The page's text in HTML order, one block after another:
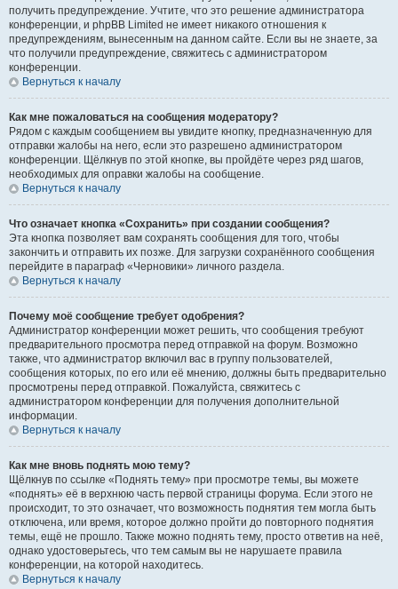
получить предупреждение. Учтите, что это решение администратора
конференции, и phpBB Limited не имеет никакого отношения к
предупреждениям, вынесенным на данном сайте. Если вы не знаете, за
что получили предупреждение, свяжитесь с администратором
конференции.
Вернуться к началу
Как мне пожаловаться на сообщения модератору?
Рядом с каждым сообщением вы увидите кнопку, предназначенную для
отправки жалобы на него, если это разрешено администратором
конференции. Щёлкнув по этой кнопке, вы пройдёте через ряд шагов,
необходимых для оправки жалобы на сообщение.
Вернуться к началу
Что означает кнопка «Сохранить» при создании сообщения?
Эта кнопка позволяет вам сохранять сообщения для того, чтобы
закончить и отправить их позже. Для загрузки сохранённого сообщения
перейдите в параграф «Черновики» личного раздела.
Вернуться к началу
Почему моё сообщение требует одобрения?
Администратор конференции может решить, что сообщения требуют
предварительного просмотра перед отправкой на форум. Возможно
также, что администратор включил вас в группу пользователей,
сообщения которых, по его или её мнению, должны быть предварительно
просмотрены перед отправкой. Пожалуйста, свяжитесь с
администратором конференции для получения дополнительной
информации.
Вернуться к началу
Как мне вновь поднять мою тему?
Щёлкнув по ссылке «Поднять тему» при просмотре темы, вы можете
«поднять» её в верхнюю часть первой страницы форума. Если этого не
происходит, то это означает, что возможность поднятия тем могла быть
отключена, или время, которое должно пройти до повторного поднятия
темы, ещё не прошло. Также можно поднять тему, просто ответив на неё,
однако удостоверьтесь, что тем самым вы не нарушаете правила
конференции, на которой находитесь.
Вернуться к началу